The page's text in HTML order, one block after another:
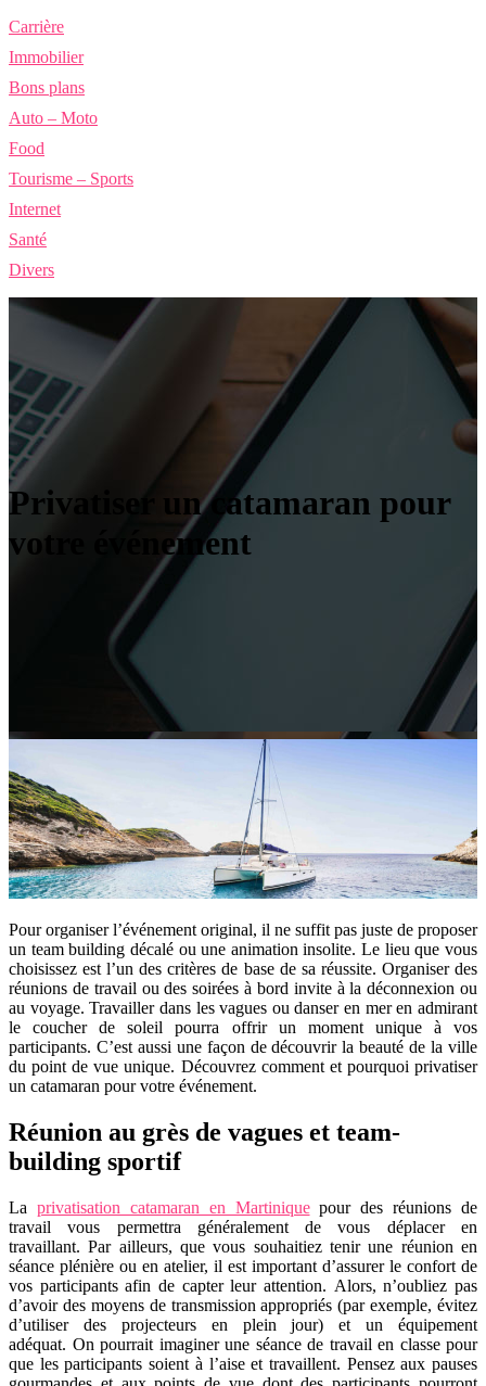
Carrière
Immobilier
Bons plans
Auto – Moto
Food
Tourisme – Sports
Internet
Santé
Divers
Privatiser un catamaran pour
votre événement
Pour organiser l’événement original, il ne suffit pas juste de proposer
un team building décalé ou une animation insolite. Le lieu que vous
choisissez est l’un des critères de base de sa réussite. Organiser des
réunions de travail ou des soirées à bord invite à la déconnexion ou
au voyage. Travailler dans les vagues ou danser en mer en admirant
le coucher de soleil pourra offrir un moment unique à vos
participants. C’est aussi une façon de découvrir la beauté de la ville
du point de vue unique. Découvrez comment et pourquoi privatiser
un catamaran pour votre événement.
Réunion au grès de vagues et team-
building sportif
La privatisation catamaran en Martiniquepour des réunions de
travail vous permettra généralement de vous déplacer en
travaillant. Par ailleurs, que vous souhaitiez tenir une réunion en
séance plénière ou en atelier, il est important d’assurer le confort de
vos participants afin de capter leur attention. Alors, n’oubliez pas
d’avoir des moyens de transmission appropriés (par exemple, évitez
d’utiliser des projecteurs en plein jour) et un équipement
adéquat. On pourrait imaginer une séance de travail en classe pour
que les participants soient à l’aise et travaillent. Pensez aux pauses